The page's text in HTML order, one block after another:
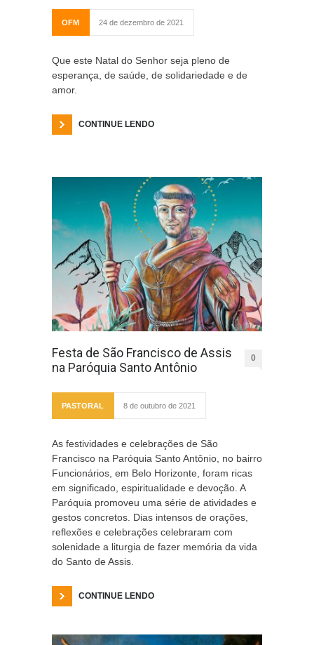
OFM 24 de dezembro de 2021
Que este Natal do Senhor seja pleno de
esperança, de saúde, de solidariedade e de
amor.
CONTINUE LENDO
Festa de São Francisco de Assis
na Paróquia Santo Antônio
0
PASTORAL 8 de outubro de 2021
As festividades e celebrações de São
Francisco na Paróquia Santo Antônio, no bairro
Funcionários, em Belo Horizonte, foram ricas
em significado, espiritualidade e devoção. A
Paróquia promoveu uma série de atividades e
gestos concretos. Dias intensos de orações,
reflexões e celebrações celebraram com
solenidade a liturgia de fazer memória da vida
do Santo de Assis.
CONTINUE LENDO